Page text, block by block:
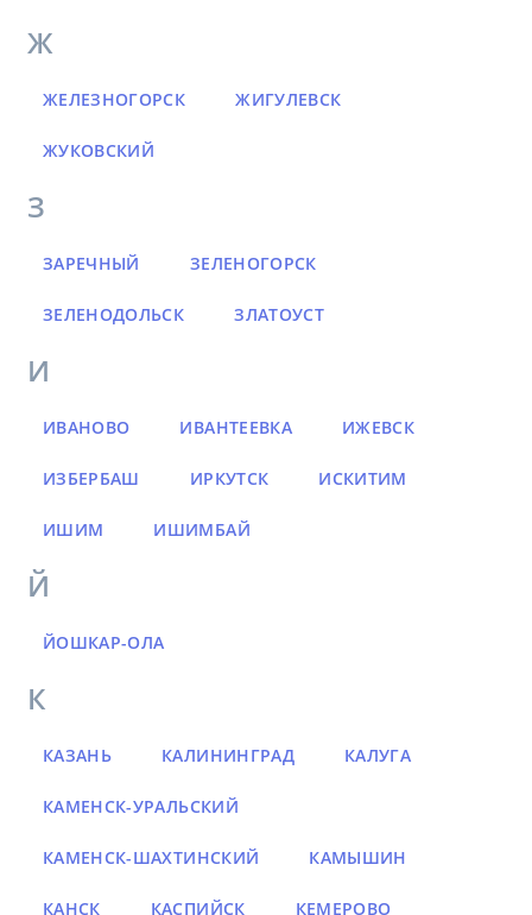
Ж
ЖЕЛЕЗНОГОРСК ЖИГУЛЕВСК
ЖУКОВСКИЙ
З
ЗАРЕЧНЫЙ ЗЕЛЕНОГОРСК
ЗЕЛЕНОДОЛЬСК ЗЛАТОУСТ
И
ИВАНОВО ИВАНТЕЕВКА ИЖЕВСК
ИЗБЕРБАШ ИРКУТСК ИСКИТИМ
ИШИМ ИШИМБАЙ
Й
ЙОШКАР-ОЛА
К
КАЗАНЬ КАЛИНИНГРАД КАЛУГА
КАМЕНСК-УРАЛЬСКИЙ
КАМЕНСК-ШАХТИНСКИЙ КАМЫШИН
КАНСК КАСПИЙСК КЕМЕРОВО